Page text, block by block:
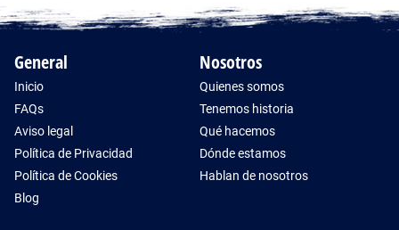
General
Inicio
FAQs
Aviso legal
Política de Privacidad
Política de Cookies
Blog
Nosotros
Quienes somos
Tenemos historia
Qué hacemos
Dónde estamos
Hablan de nosotros